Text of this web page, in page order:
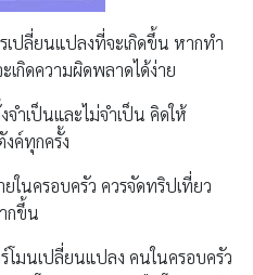
เปลี่ยนแปลงที่จะเกิดขึ้น หากทำ
เกิดความผิดพลาดได้ง่าย
จำเป็นและไม่จำเป็น คิดให้
งค์ทุกครั้ง
ยในครอบครัว ควรจัดทริปเที่ยว
กขึ้น
โมนเปลี่ยนแปลง คนในครอบครัว